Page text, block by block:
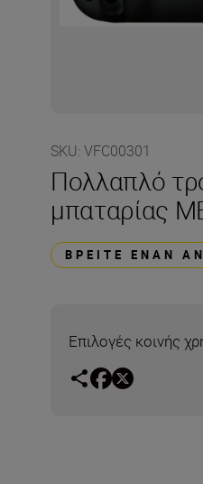
SKU: VFC00301
Πολλαπλό
μπαταρίας
ΒΡΕΊΤΕ ΈΝΑΝ
Επιλογές κοινής